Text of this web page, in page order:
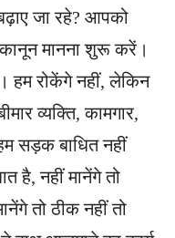
जा रहे? आपको
मानना शुरू करें।
हम रोकेंगे नहीं, लेकिन
व्यक्ति, कामगार,
सड़क बाधित नहीं
है, नहीं मानेंगे तो
तो ठीक नहीं तो